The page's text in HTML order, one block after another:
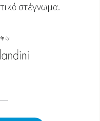
στέγνωμα.